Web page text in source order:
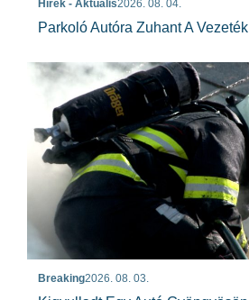
Hírek - Aktuális2026. 08. 04.
Parkoló Autóra Zuhant A Vezeték
Breaking2026. 08. 03.